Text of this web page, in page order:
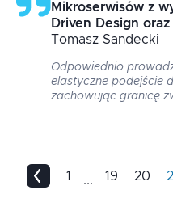
Mikroserwisów z
Driven Design
Tomasz Sandecki
Odpowiednio
elastyczne podejście
zachowując granicę
1 ... 19 20